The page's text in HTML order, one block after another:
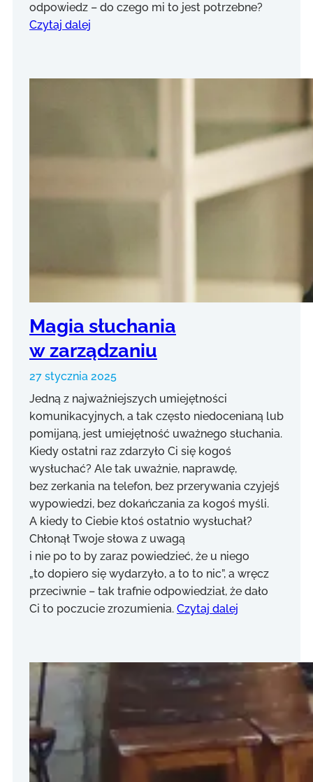
odpowiedz – do czego mi to jest potrzebne?
Czytaj dalej
Magia słuchania
w zarządzaniu
27 stycznia 2025
Jedną z najważniejszych umiejętności
komunikacyjnych, a tak często niedocenianą lub
pomijaną, jest umiejętność uważnego słuchania.
Kiedy ostatni raz zdarzyło Ci się kogoś
wysłuchać? Ale tak uważnie, naprawdę,
bez zerkania na telefon, bez przerywania czyjejś
wypowiedzi, bez dokańczania za kogoś myśli.
A kiedy to Ciebie ktoś ostatnio wysłuchał?
Chłonął Twoje słowa z uwagą
i nie po to by zaraz powiedzieć, że u niego
„to dopiero się wydarzyło, a to to nic”, a wręcz
przeciwnie – tak trafnie odpowiedział, że dało
Ci to poczucie zrozumienia. Czytaj dalej